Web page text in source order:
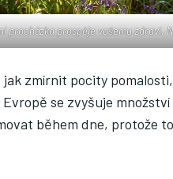
procházka prospěje vašemu zdraví.
zmírnit pocity
se zvyšuje
během dne, protože